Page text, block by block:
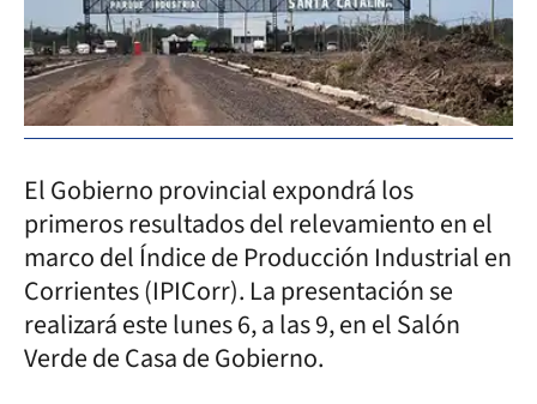
El Gobierno provincial expondrá los
primeros resultados del relevamiento en el
marco del Índice de Producción Industrial en
Corrientes (IPICorr). La presentación se
realizará este lunes 6, a las 9, en el Salón
Verde de Casa de Gobierno.